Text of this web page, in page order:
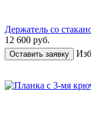
Держатель со
12 600 руб.
Оставить заявку